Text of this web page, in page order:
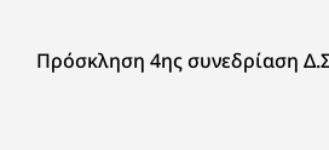
Πρόσκληση 4ης συνεδρίαση